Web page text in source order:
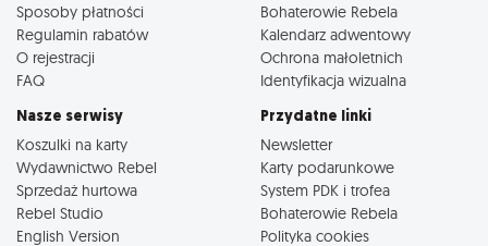
Sposoby płatności
Regulamin rabatów
O rejestracji
FAQ
Bohaterowie Rebela
Kalendarz adwentowy
Ochrona małoletnich
Identyfikacja wizualna
Nasze serwisy
Koszulki na karty
Wydawnictwo Rebel
Sprzedaż hurtowa
Rebel Studio
English Version
Przydatne linki
Newsletter
Karty podarunkowe
System PDK i trofea
Bohaterowie Rebela
Polityka cookies